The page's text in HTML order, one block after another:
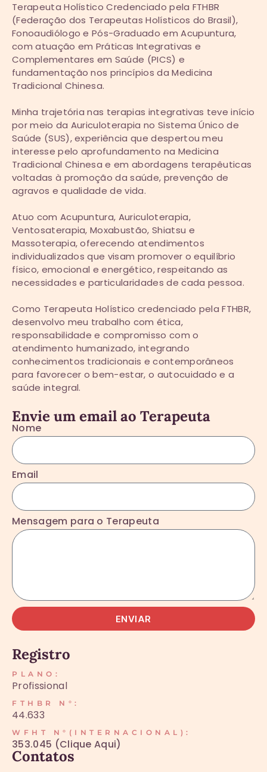
Terapeuta Holístico Credenciado pela FTHBR
(Federação dos Terapeutas Holísticos do Brasil),
Fonoaudiólogo e Pós-Graduado em Acupuntura,
com atuação em Práticas Integrativas e
Complementares em Saúde (PICS) e
fundamentação nos princípios da Medicina
Tradicional Chinesa.
Minha trajetória nas terapias integrativas teve início
por meio da Auriculoterapia no Sistema Único de
Saúde (SUS), experiência que despertou meu
interesse pelo aprofundamento na Medicina
Tradicional Chinesa e em abordagens terapêuticas
voltadas à promoção da saúde, prevenção de
agravos e qualidade de vida.
Atuo com Acupuntura, Auriculoterapia,
Ventosaterapia, Moxabustão, Shiatsu e
Massoterapia, oferecendo atendimentos
individualizados que visam promover o equilíbrio
físico, emocional e energético, respeitando as
necessidades e particularidades de cada pessoa.
Como Terapeuta Holístico credenciado pela FTHBR,
desenvolvo meu trabalho com ética,
responsabilidade e compromisso com o
atendimento humanizado, integrando
conhecimentos tradicionais e contemporâneos
para favorecer o bem-estar, o autocuidado e a
saúde integral.
Envie um email ao Terapeuta
Nome
Email
Mensagem para o Terapeuta
ENVIAR
Registro
PLANO:
Profissional
FTHBR N°:
44.633
WFHT N°(INTERNACIONAL):
353.045 (Clique Aqui)
Contatos